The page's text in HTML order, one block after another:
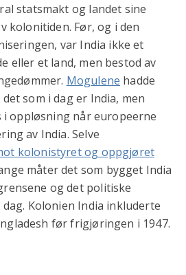
statsmakt og landet sine
kolonitiden. Før, og i den
var India ikke et
eller et land, men bestod av
Mogulene hadde
som i dag er India, men
i oppløsning når europeerne
av India. Selve
kolonistyret og oppgjøret
måter det som bygget India
og det politiske
Kolonien India inkluderte
før frigjøringen i 1947.